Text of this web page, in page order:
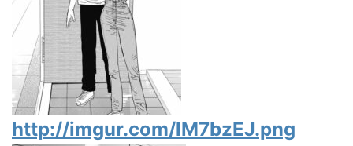
http://imgur.com/lM7bzEJ.png